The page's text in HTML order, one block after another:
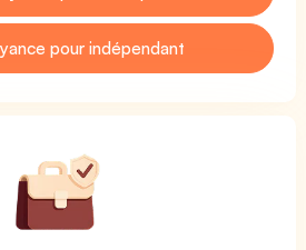
pour indépendant